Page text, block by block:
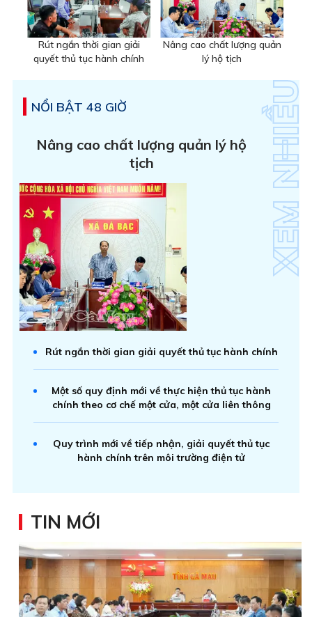
Rút ngắn thời gian giải
quyết thủ tục hành chính
Nâng cao chất lượng quản
lý hộ tịch
NỔI BẬT 48 GIỜ
Nâng cao chất lượng quản lý hộ
tịch
Rút ngắn thời gian giải quyết thủ tục hành chính
Một số quy định mới về thực hiện thủ tục hành
chính theo cơ chế một cửa, một cửa liên thông
Quy trình mới về tiếp nhận, giải quyết thủ tục
hành chính trên môi trường điện tử
TIN MỚI